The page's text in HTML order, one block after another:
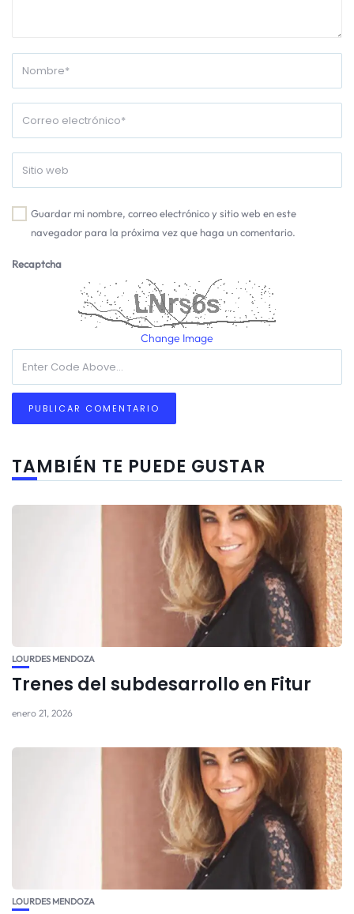
Guardar mi nombre, correo electrónico y sitio web en este
navegador para la próxima vez que haga un comentario.
Recaptcha
Change Image
TAMBIÉN TE PUEDE GUSTAR
LOURDES MENDOZA
Trenes del subdesarrollo en Fitur
enero 21, 2026
LOURDES MENDOZA